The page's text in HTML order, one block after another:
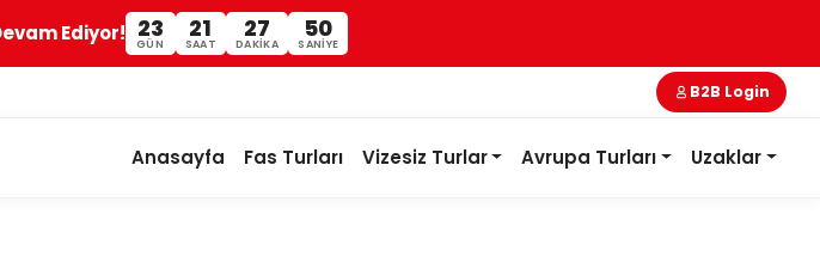
Ediyor! 23
GÜN
21
SAAT
27
DAKIKA
49
SANIYE
B2B Login
Anasayfa Fas Turları Vizesiz Turlar Avrupa Turları Uzaklar